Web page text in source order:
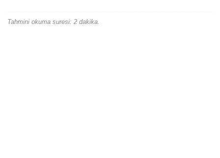
Tahmini okuma suresi: 2 dakika.